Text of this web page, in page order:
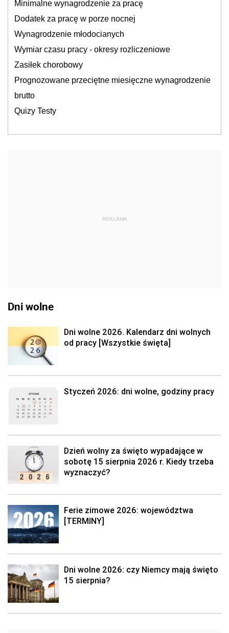
Minimalne wynagrodzenie za pracę
Dodatek za pracę w porze nocnej
Wynagrodzenie młodocianych
Wymiar czasu pracy - okresy rozliczeniowe
Zasiłek chorobowy
Prognozowane przeciętne miesięczne wynagrodzenie
brutto
Quizy Testy
REKLAMA
Dni wolne
Dni wolne 2026. Kalendarz dni wolnych
od pracy [Wszystkie święta]
Styczeń 2026: dni wolne, godziny pracy
Dzień wolny za święto wypadające w
sobotę 15 sierpnia 2026 r. Kiedy trzeba
wyznaczyć?
Ferie zimowe 2026: województwa
[TERMINY]
Dni wolne 2026: czy Niemcy mają święto
15 sierpnia?